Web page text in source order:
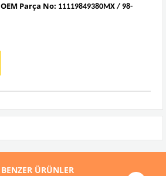
OEM Parça No: 11119849380MX / 98-
BENZER ÜRÜNLER